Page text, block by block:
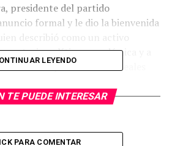
presidente del partido
formal y le dio la bienvenida
describió como un activo
política y académica y a
trabajando con los ideales
Ciudadano (MC), señaló
LEYENDO
TE PUEDE INTERESAR
PARA COMENTAR